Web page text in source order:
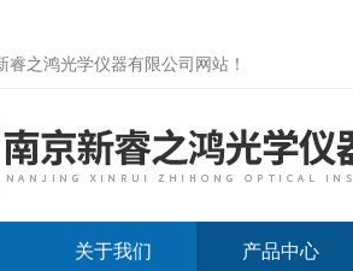
睿之鸿光学仪器有限公司网站 ！
关于我们 产品中心